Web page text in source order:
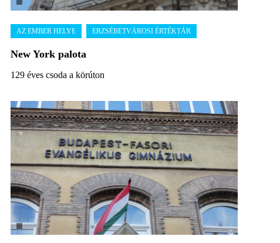
New York palota
129 éves csoda a körúton